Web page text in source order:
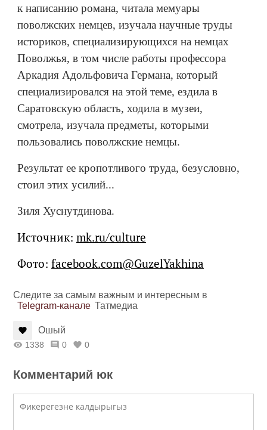
к написанию романа, читала мемуары
поволжских немцев, изучала научные труды
историков, специализирующихся на немцах
Поволжья, в том числе работы профессора
Аркадия Адольфовича Германа, который
специализировался на этой теме, ездила в
Саратовскую область, ходила в музеи,
смотрела, изучала предметы, которыми
пользовались поволжские немцы.
Результат ее кропотливого труда, безусловно,
стоил этих усилий...
Зиля Хуснутдинова.
Источник: mk.ru/culture
Фото: facebook.com@GuzelYakhina
Следите за самым важным и интересным в
Telegram-канале Татмедиа
Ошый
1338 0 0
Комментарий юк